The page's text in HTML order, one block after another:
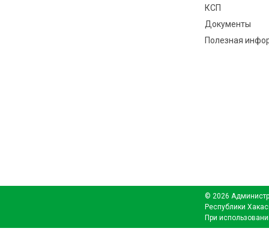
КСП
Документы
Полезная
© 2026
Республики
При